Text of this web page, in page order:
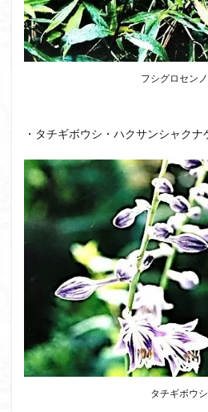
フシグロセン
・タチギボウシ・ハクサンシャク
タチギボウシ